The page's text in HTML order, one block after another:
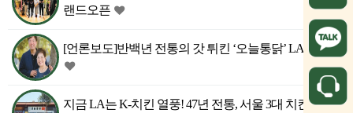
랜드오픈
[언론보도]반백년 전통의 갓 튀킨 ‘오늘통닭’ LA 상륙
지금 LA는 K-치킨 열풍! 47년 전통, 서울 3대 치킨 '오늘